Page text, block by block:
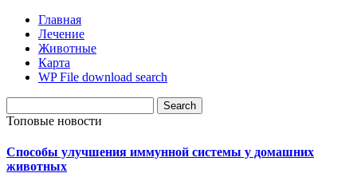
Главная
Лечение
Животные
Карта
WP File download search
Топовые новости
Способы улучшения иммунной системы у домашних
животных